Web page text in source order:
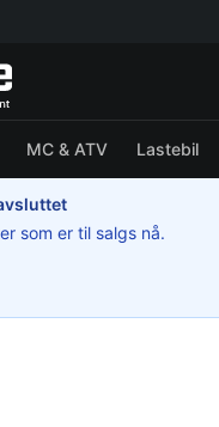
MC & ATV Lastebil
som er til salgs nå.